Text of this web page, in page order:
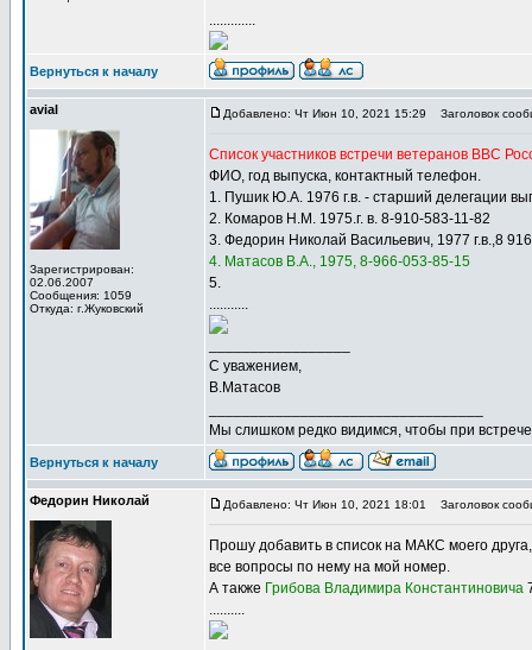
.............
Вернуться к началу
avial
Зарегистрирован:
02.06.2007
Сообщения: 1059
Откуда: г.Жуковский
Добавлено: Чт Июн 10, 2021 15:29 Заголовок
Список участников встречи ветеранов ВВС
ФИО, год выпуска, контактный телефон.
1. Пушик Ю.А. 1976 г.в. - старший делегации
2. Комаров Н.М. 1975.г. в. 8-910-583-11-82
3. Федорин Николай Васильевич, 1977 г.в.,8
4. Матасов В.А., 1975, 8-966-053-85-15
5.
...........
С уважением,
В.Матасов
Мы слишком редко видимся, чтобы при
Вернуться к началу
Федорин Николай Добавлено: Чт Июн 10, 2021 18:01 Заголовок
Прошу добавить в список на МАКС моего
все вопросы по нему на мой номер.
А также Грибова Владимира Константиновича
..........